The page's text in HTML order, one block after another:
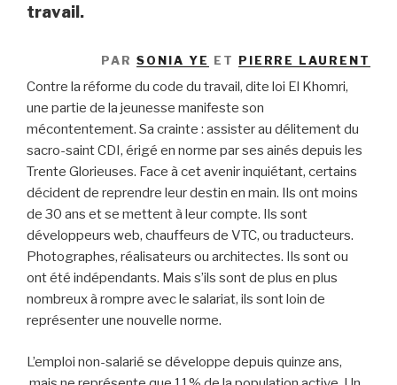
travail.
PARSONIA YE ET PIERRE LAURENT
Contre la réforme du code du travail, dite loi El Khomri,
une partie de la jeunesse manifeste son
mécontentement. Sa crainte : assister au délitement du
sacro-saint CDI, érigé en norme par ses ainés depuis les
Trente Glorieuses. Face à cet avenir inquiétant, certains
décident de reprendre leur destin en main. Ils ont moins
de 30 ans et se mettent à leur compte. Ils sont
développeurs web, chauffeurs de VTC, ou traducteurs.
Photographes, réalisateurs ou architectes. Ils sont ou
ont été indépendants. Mais s’ils sont de plus en plus
nombreux à rompre avec le salariat, ils sont loin de
représenter une nouvelle norme.
L’emploi non-salarié se développe depuis quinze ans,